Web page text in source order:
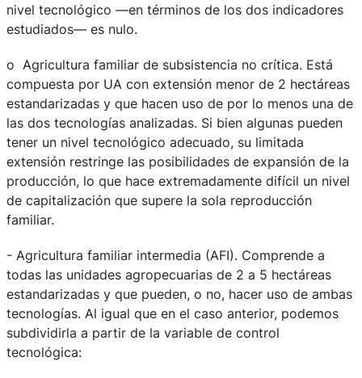
nivel tecnológico —en términos de los dos indicadores
estudiados— es nulo.
o Agricultura familiar de subsistencia no crítica. Está
compuesta por UA con extensión menor de 2 hectáreas
estandarizadas y que hacen uso de por lo menos una de
las dos tecnologías analizadas. Si bien algunas pueden
tener un nivel tecnológico adecuado, su limitada
extensión restringe las posibilidades de expansión de la
producción, lo que hace extremadamente difícil un nivel
de capitalización que supere la sola reproducción
familiar.
- Agricultura familiar intermedia (AFI). Comprende a
todas las unidades agropecuarias de 2 a 5 hectáreas
estandarizadas y que pueden, o no, hacer uso de ambas
tecnologías. Al igual que en el caso anterior, podemos
subdividirla a partir de la variable de control
tecnológica: